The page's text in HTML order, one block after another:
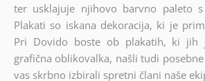
ter usklajuje njihovo barvno paleto
Plakati so iskana dekoracija, ki je
Pri Dovido boste ob plakatih, ki jih
grafična oblikovalka, našli tudi
vas skrbno izbirali spretni člani naše